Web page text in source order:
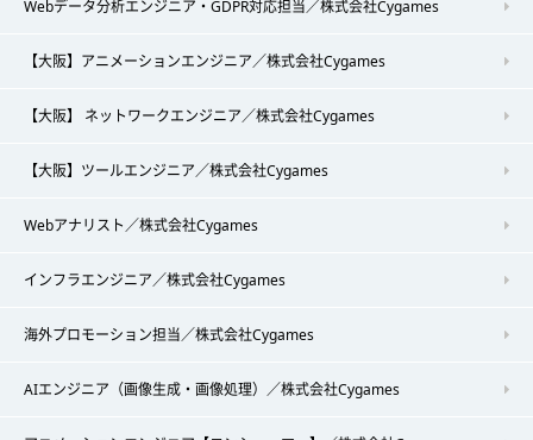
Webデータ分析エンジニア・GDPR対応担当／株式会社Cygames
【大阪】アニメーションエンジニア／株式会社Cygames
【大阪】 ネットワークエンジニア／株式会社Cygames
【大阪】ツールエンジニア／株式会社Cygames
Webアナリスト／株式会社Cygames
インフラエンジニア／株式会社Cygames
海外プロモーション担当／株式会社Cygames
AIエンジニア（画像生成・画像処理）／株式会社Cygames